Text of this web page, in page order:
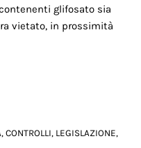
glifosato sia
vietato, in prossimità
,CONTROLLI, LEGISLAZIONE,